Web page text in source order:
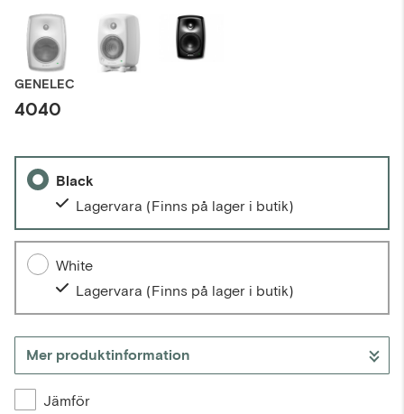
GENELEC
4040
Black
Lagervara (Finns på lager i butik)
White
Lagervara (Finns på lager i butik)
Mer produktinformation
Jämför